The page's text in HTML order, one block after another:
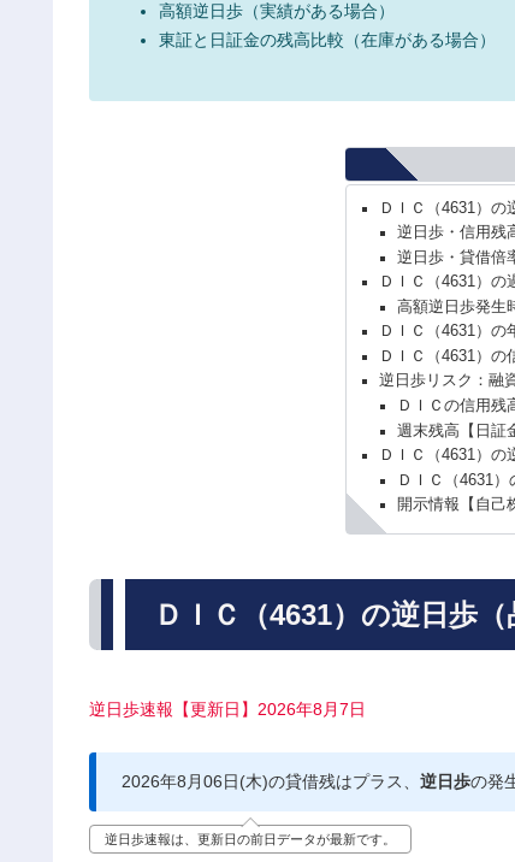
高額逆日歩（実績がある場合）
東証と日証金の残高比較（在庫がある場合）
ＤＩＣ（4631）の
逆日歩・信用残
逆日歩・貸借倍
ＤＩＣ（4631）の
高額逆日歩発生
ＤＩＣ（4631）の
ＤＩＣ（4631）の
逆日歩リスク：融
ＤＩＣの信用残
週末残高【日証
ＤＩＣ（4631）の
ＤＩＣ（4631）
開示情報【自己
ＤＩＣ（4631）の逆日歩
逆日歩速報【更新日】2026年8月7日
2026年8月06日(木)の貸借残はプラス、 逆日歩の発
逆日歩速報は、更新日の前日データが最新です。